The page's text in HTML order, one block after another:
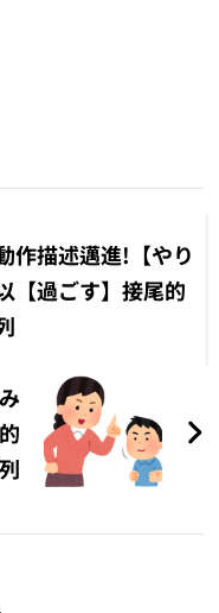
作描述邁進!【やり
【過ごす】接尾的